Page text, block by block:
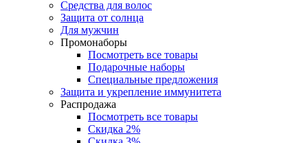
Средства для волос
Защита от солнца
Для мужчин
Промонаборы
Посмотреть все товары
Подарочные наборы
Специальные предложения
Защита и укрепление иммунитета
Распродажа
Посмотреть все товары
Скидка 2%